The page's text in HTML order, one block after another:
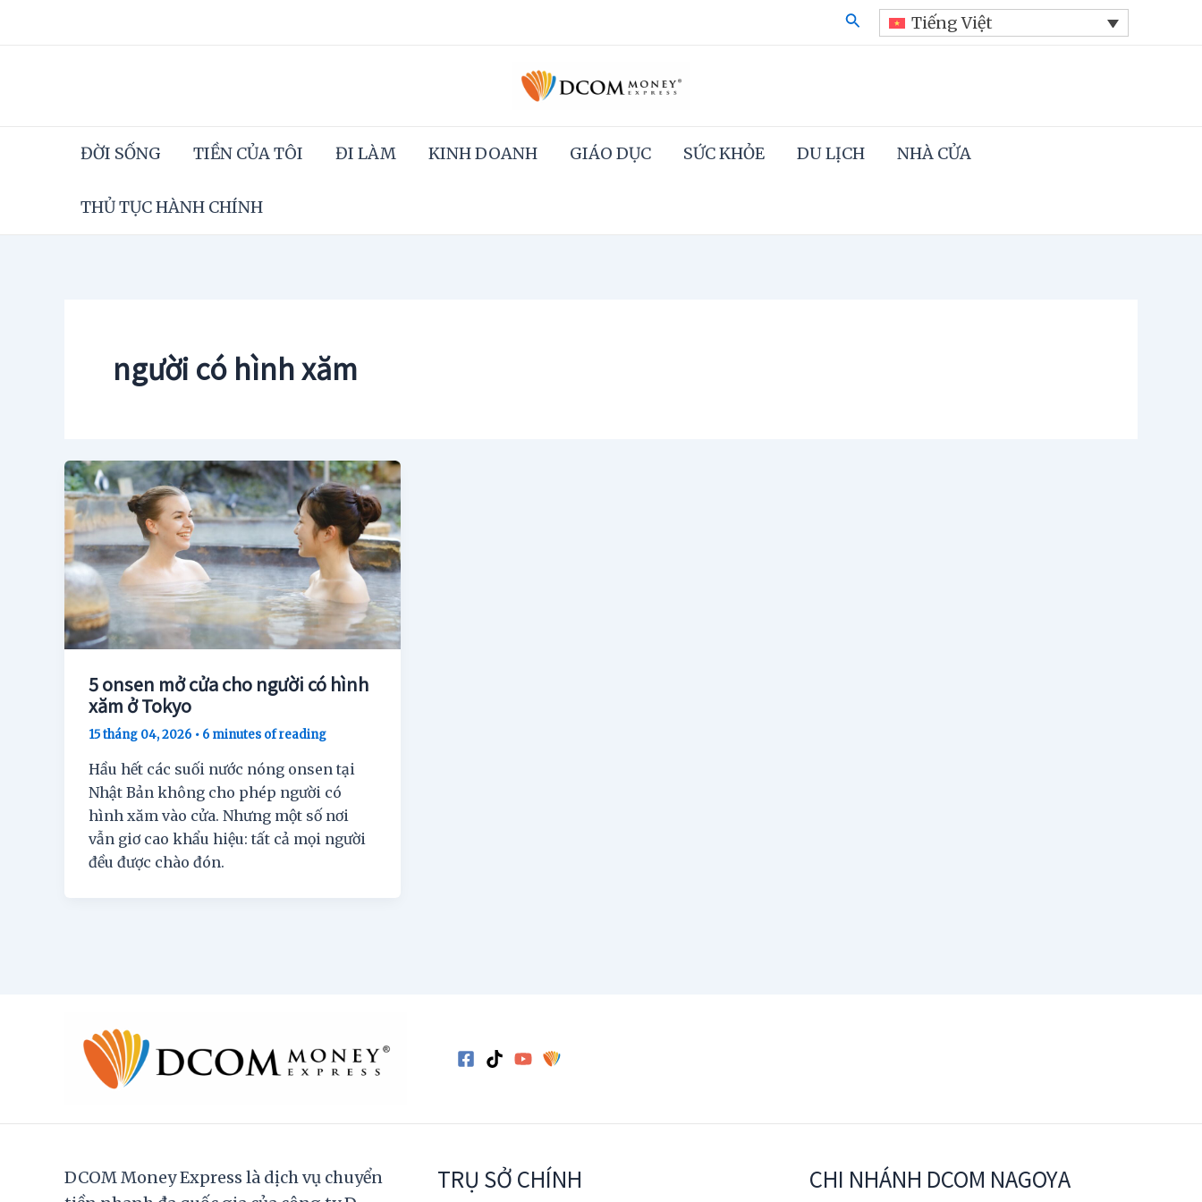
Search Tiếng Việt
ĐỜI SỐNG TIỀN CỦA TÔI ĐI LÀM KINH DOANH GIÁO DỤC SỨC KHỎE DU LỊCH NHÀ CỬA
THỦ TỤC HÀNH CHÍNH
người có hình xăm
5 onsen mở cửa cho người có hình
xăm ở Tokyo
15 tháng 04, 2026 • 6 minutes of reading
Hầu hết các suối nước nóng onsen tại
Nhật Bản không cho phép người có
hình xăm vào cửa. Nhưng một số nơi
vẫn giơ cao khẩu hiệu: tất cả mọi người
đều được chào đón.
DCOM Money Express là dịch vụ chuyển
TRỤ SỞ CHÍNH CHI NHÁNH DCOM NAGOYA